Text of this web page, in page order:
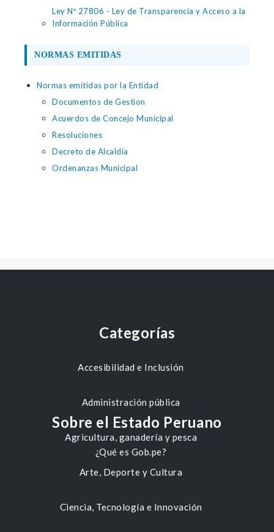
Ley Nº 27806 - Ley de Transparencia y Acceso a la
Información Pública
NORMAS EMITIDAS
Normas emitidas por la Entidad
Documentos de Gestion
Acuerdos de Concejo Municipal
Resoluciones
Decreto de Alcaldía
Ordenanzas Municipal
Categorías
Accesibilidad e Inclusión
Administración pública
Agricultura, ganadería y pesca
Arte, Deporte y Cultura
Ciencia, Tecnología e Innovación
Sobre el Estado Peruano
¿Qué es Gob.pe?